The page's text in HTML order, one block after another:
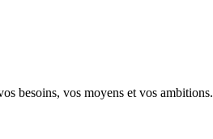
besoins, vos moyens et vos ambitions.